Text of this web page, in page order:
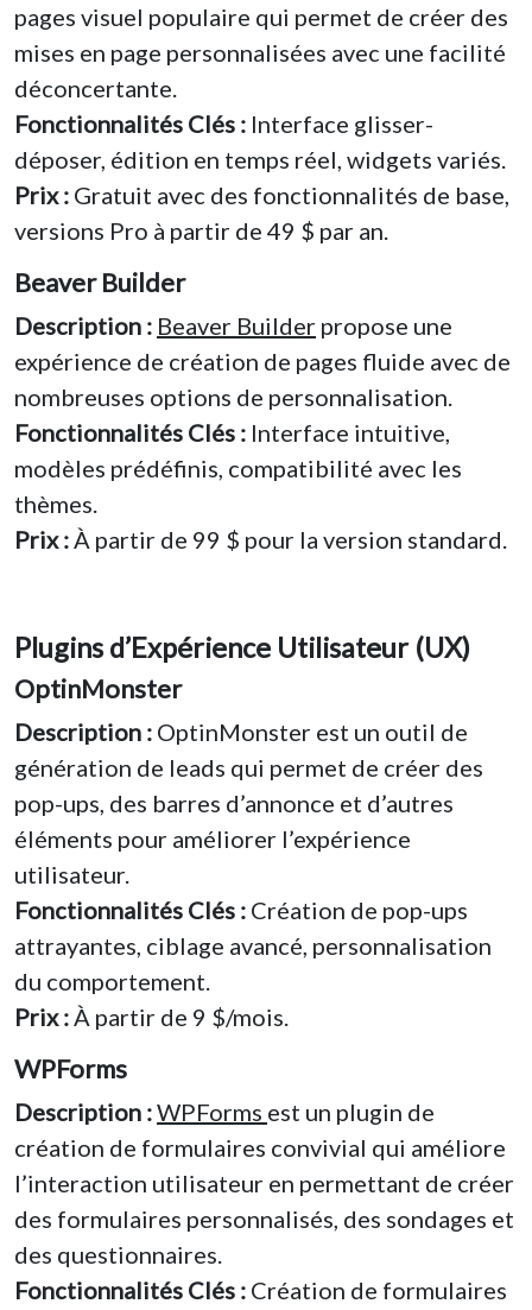
pages visuel populaire qui permet de créer des
mises en page personnalisées avec une facilité
déconcertante.
Fonctionnalités Clés : Interface glisser-
déposer, édition en temps réel, widgets variés.
Prix : Gratuit avec des fonctionnalités de base,
versions Pro à partir de 49 $ par an.
Beaver Builder
Description : Beaver Builder propose une
expérience de création de pages fluide avec de
nombreuses options de personnalisation.
Fonctionnalités Clés : Interface intuitive,
modèles prédéfinis, compatibilité avec les
thèmes.
Prix : À partir de 99 $ pour la version standard.
Plugins d’Expérience Utilisateur (UX)
OptinMonster
Description : OptinMonster est un outil de
génération de leads qui permet de créer des
pop-ups, des barres d’annonce et d’autres
éléments pour améliorer l’expérience
utilisateur.
Fonctionnalités Clés : Création de pop-ups
attrayantes, ciblage avancé, personnalisation
du comportement.
Prix : À partir de 9 $/mois.
WPForms
Description :WPForms est un plugin de
création de formulaires convivial qui améliore
l’interaction utilisateur en permettant de créer
des formulaires personnalisés, des sondages et
des questionnaires.
Fonctionnalités Clés : Création de formulaires